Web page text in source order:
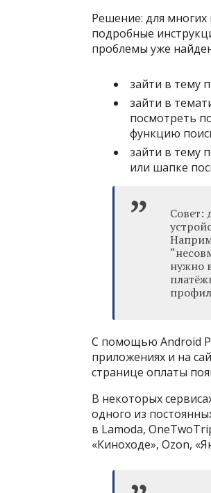
Решение: для многих
подробные
проблемы уже
зайти в тему
зайти в
посмотреть
функцию
зайти в тему
или шапке
Совет:
нужно
С помощью Android
приложениях и на
странице оплаты
В некоторых
одного из
в Lamoda,
«Киноходе», Ozon,